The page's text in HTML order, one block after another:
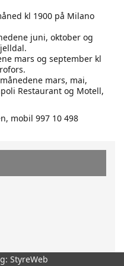
kl 1900 på Milano
juni, oktober og
mars og september kl
mars, mai,
Restaurant og Motell,
mobil 997 10 498
StyreWeb